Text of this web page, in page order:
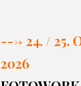
---> 24. / 25.
2026